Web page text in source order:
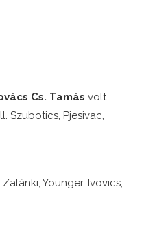
Cs. Tamás volt
Szubotics, Pjesivac,
Younger, Ivovics,